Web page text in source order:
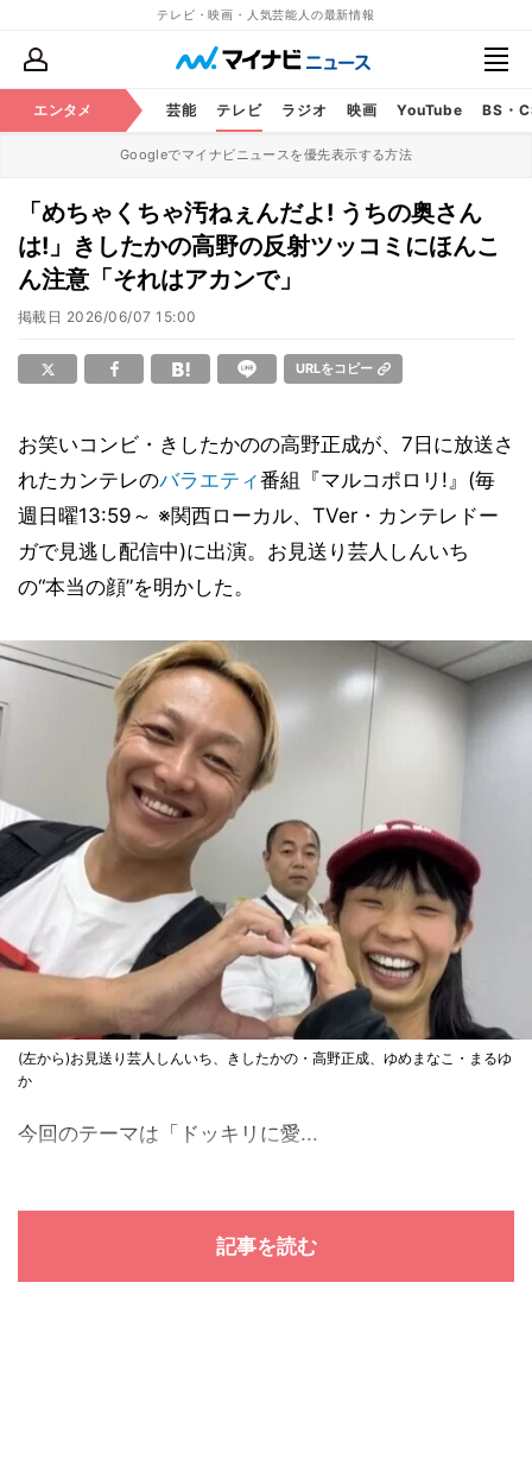
テレビ・映画・人気芸能人の最新情報
エンタメ 芸能 テレビ ラジオ 映画 YouTube BS・
Googleでマイナビニュースを優先表示する方法
「めちゃくちゃ汚ねぇんだよ! うちの奥さん
は!」きしたかの高野の反射ツッコミにほんこ
ん注意「それはアカンで」
掲載日 2026/06/07 15:00
URLをコピー
お笑いコンビ・きしたかのの高野正成が、7日に放送さ
れたカンテレのバラエティ番組『マルコポロリ!』(毎
週日曜13:59～ ※関西ローカル、TVer・カンテレドー
ガで見逃し配信中)に出演。お見送り芸人しんいち
の“本当の顔”を明かした。
(左から)お見送り芸人しんいち、きしたかの・高野正成、ゆめまなこ・まるゆ
か
今回のテーマは「ドッキリに愛...
記事を読む